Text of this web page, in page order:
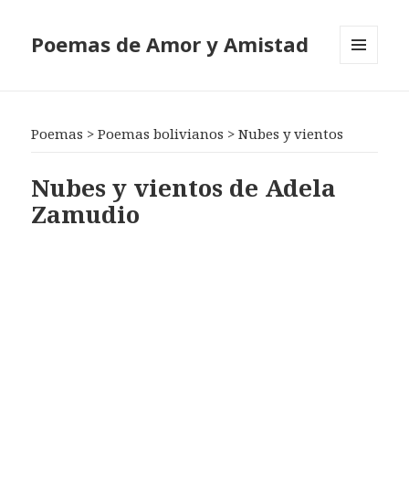
Poemas de Amor y Amistad
Poemas >Poemas bolivianos >Nubes y vientos
Nubes y vientos de Adela
Zamudio